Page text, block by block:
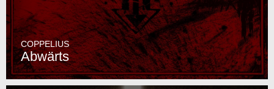
COPPELIUS
Abwärts